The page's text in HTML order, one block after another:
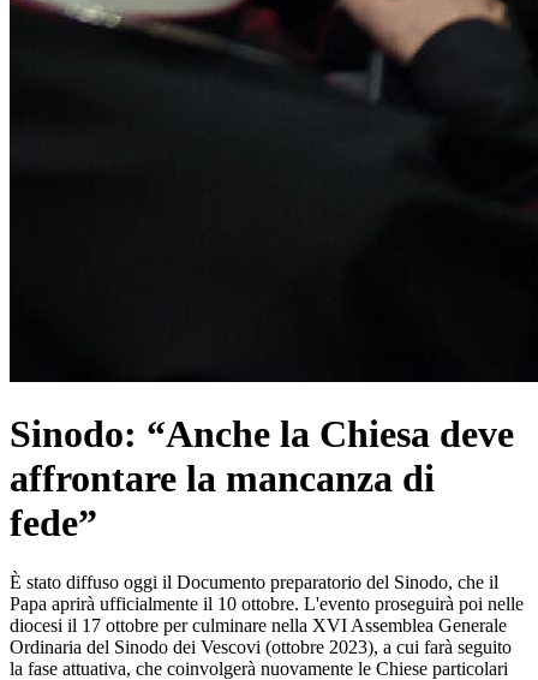
Sinodo: “Anche la Chiesa deve
affrontare la mancanza di
fede”
È stato diffuso oggi il Documento preparatorio del Sinodo, che il
Papa aprirà ufficialmente il 10 ottobre. L'evento proseguirà poi nelle
diocesi il 17 ottobre per culminare nella XVI Assemblea Generale
Ordinaria del Sinodo dei Vescovi (ottobre 2023), a cui farà seguito
la fase attuativa, che coinvolgerà nuovamente le Chiese particolari